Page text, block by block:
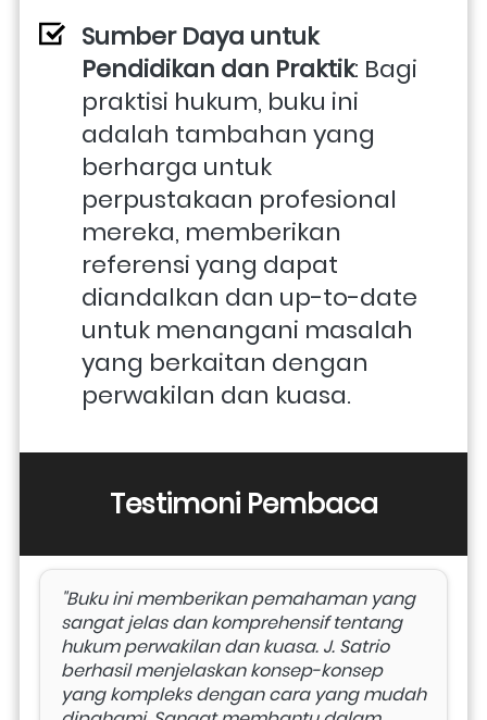
Sumber Daya untuk
Pendidikan dan Praktik: Bagi
praktisi hukum, buku ini
adalah tambahan yang
berharga untuk
perpustakaan profesional
mereka, memberikan
referensi yang dapat
diandalkan dan up-to-date
untuk menangani masalah
yang berkaitan dengan
perwakilan dan kuasa.
Testimoni Pembaca
"Buku ini memberikan pemahaman yang
sangat jelas dan komprehensif tentang
hukum perwakilan dan kuasa. J. Satrio
berhasil menjelaskan konsep-konsep
yang kompleks dengan cara yang mudah